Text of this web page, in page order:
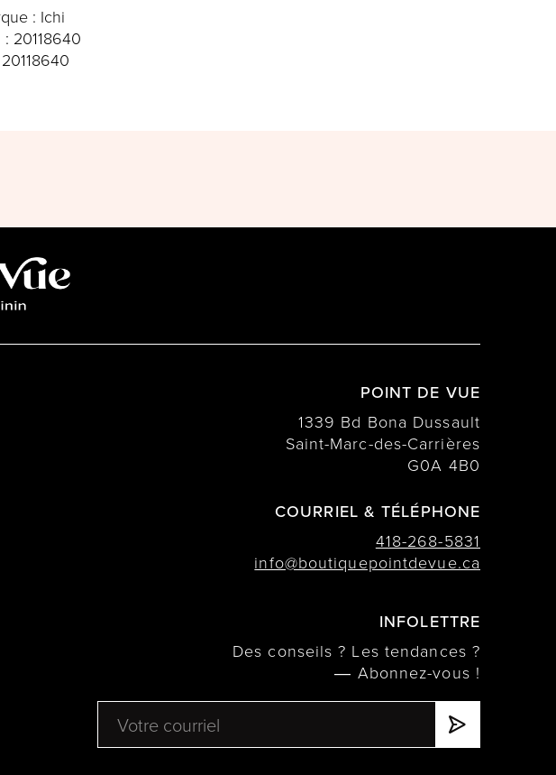
: Ichi
: 20118640
POINT DE VUE
1339 Bd Bona Dussault
Saint-Marc-des-Carrières
G0A 4B0
COURRIEL & TÉLÉPHONE
418-268-5831
info@boutiquepointdevue.ca
INFOLETTRE
Des conseils ? Les tendances ?
― Abonnez-vous !